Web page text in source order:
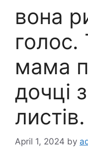
вона
мама
дочці
листів.
April 1, 2024 by